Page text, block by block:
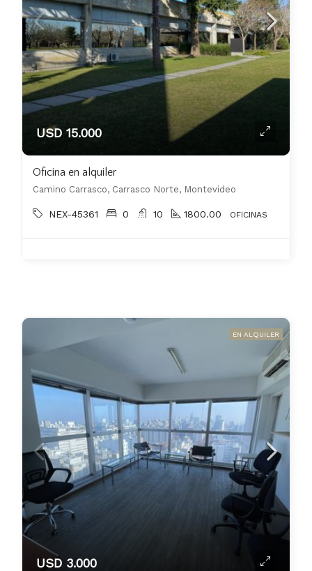
USD 15.000
Oficina en alquiler
Camino Carrasco, Carrasco Norte, Montevideo
NEX-45361 0 10 1800.00 OFICINAS
EN ALQUILER
USD 3.000